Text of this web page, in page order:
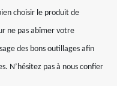
choisir le produit de
ne pas abîmer votre
des bons outillages afin
N’hésitez pas à nous confier